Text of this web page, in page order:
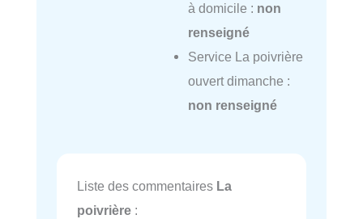
à domicile : non
renseigné
Service La poivrière
ouvert dimanche :
non renseigné
Liste des commentaires La
poivrière :